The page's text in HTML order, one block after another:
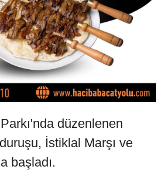
düzenlenen
İstiklal Marşı ve
başladı.